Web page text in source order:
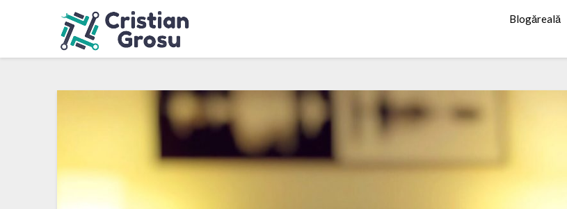
Blogăreală